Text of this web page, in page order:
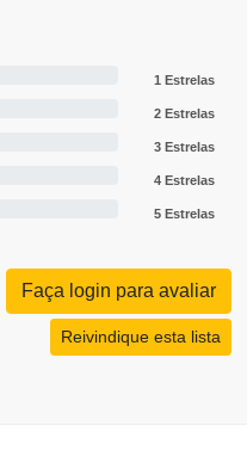
1 Estrelas
2 Estrelas
3 Estrelas
4 Estrelas
5 Estrelas
Faça login para avaliar
Reivindique esta lista